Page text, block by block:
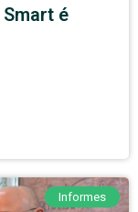
é
Informes